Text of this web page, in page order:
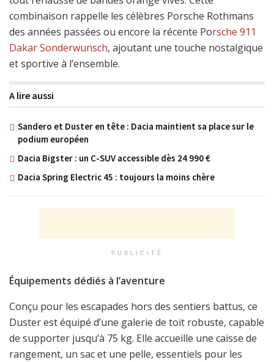
combinaison rappelle les célèbres Porsche Rothmans
des années passées ou encore la récente Porsche 911
Dakar Sonderwunsch, ajoutant une touche nostalgique
et sportive à l’ensemble.
A lire aussi
Sandero et Duster en tête : Dacia maintient sa place sur le
podium européen
Dacia Bigster : un C-SUV accessible dès 24 990 €
Dacia Spring Electric 45 : toujours la moins chère
PUBLICITÉ
Équipements dédiés à l’aventure
Conçu pour les escapades hors des sentiers battus, ce
Duster est équipé d’une galerie de toit robuste, capable
de supporter jusqu’à 75 kg. Elle accueille une caisse de
rangement, un sac et une pelle, essentiels pour les